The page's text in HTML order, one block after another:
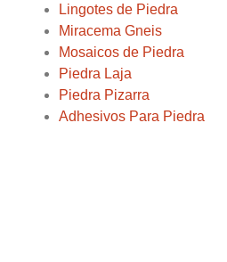
Lingotes de Piedra
Miracema Gneis
Mosaicos de Piedra
Piedra Laja
Piedra Pizarra
Adhesivos Para Piedra